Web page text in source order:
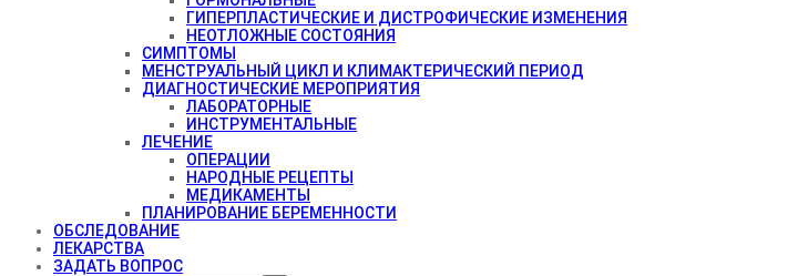
ГИПЕРПЛАСТИЧЕСКИЕ И ДИСТРОФИЧЕСКИЕ ИЗМЕНЕНИЯ
НЕОТЛОЖНЫЕ СОСТОЯНИЯ
СИМПТОМЫ
МЕНСТРУАЛЬНЫЙ ЦИКЛ И КЛИМАКТЕРИЧЕСКИЙ ПЕРИОД
ДИАГНОСТИЧЕСКИЕ МЕРОПРИЯТИЯ
ЛАБОРАТОРНЫЕ
ИНСТРУМЕНТАЛЬНЫЕ
ЛЕЧЕНИЕ
ОПЕРАЦИИ
НАРОДНЫЕ РЕЦЕПТЫ
МЕДИКАМЕНТЫ
ПЛАНИРОВАНИЕ БЕРЕМЕННОСТИ
ОБСЛЕДОВАНИЕ
ЛЕКАРСТВА
ЗАДАТЬ ВОПРОС